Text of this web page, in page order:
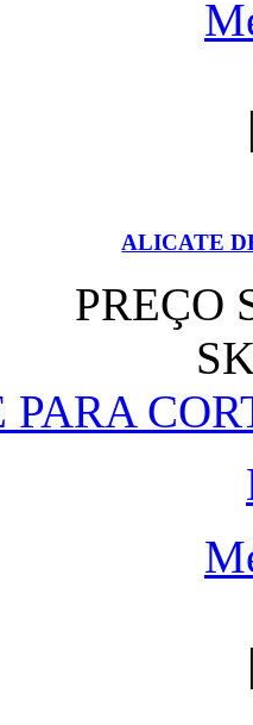
ALICATE
PREÇO